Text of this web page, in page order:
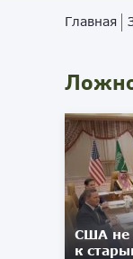
Главная
США не
к